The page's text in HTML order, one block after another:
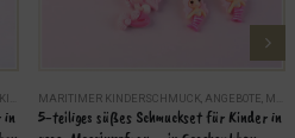
KINDER ,MARITIME SCHMUCKSETS,SCHMUCK
in
MARITIMER KINDERSCHMUCK ANGEBOTE MARITIME SCHMUCKSETS
5-teiliges süßes Schmuckset für Kinder in